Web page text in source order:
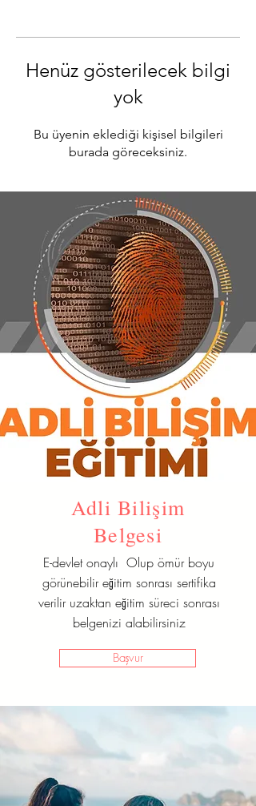
Henüz gösterilecek bilgi
yok
Bu üyenin eklediği kişisel bilgileri
burada göreceksiniz.
Adli Bilişim
Belgesi
E-devlet onaylı Olup ömür boyu
görünebilir eğitim sonrası sertifika
verilir uzaktan eğitim süreci sonrası
belgenizi alabilirsiniz
Başvur